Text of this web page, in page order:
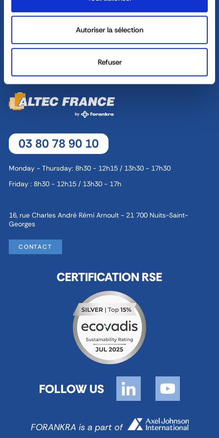
Autoriser la sélection
Refuser
8, rue Jacques de Vaucanson - 69 780 Mions
03 80 78 90 10
Monday - Thursday: 8h30 - 12h15 / 13h30 - 17h30
Friday : 8h30 - 12h15 / 13h30 - 17h
16, rue Charles André Rémi Arnoult - 21 700 Nuits-Saint-
Georges
CONTACT
CERTIFICATION RSE
FOLLOW US
FORANKRA is a part of